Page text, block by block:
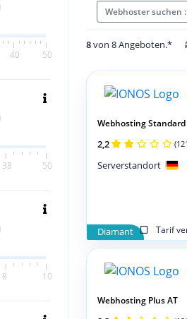
40 50
38 50
8 10
Webhoster suchen
8von 8 Angeboten.*
Diamant Tarif
Webhosting Standard
2,2
Serverstandort
Webhosting Plus AT